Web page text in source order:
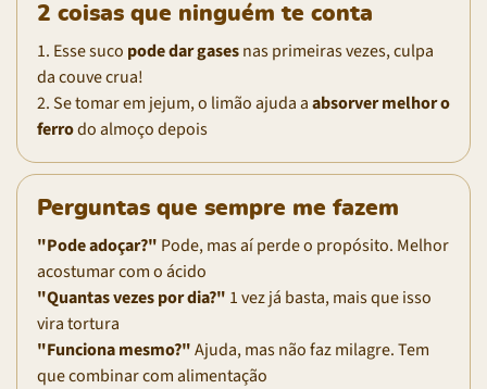
2 coisas que ninguém te conta
1. Esse suco pode dar gasesnas primeiras vezes, culpa
da couve crua!
2. Se tomar em jejum, o limão ajuda aabsorver melhor o
ferrodo almoço depois
Perguntas que sempre me fazem
"Pode adoçar?" Pode, mas aí perde o propósito. Melhor
acostumar com o ácido
"Quantas vezes por dia?" 1 vez já basta, mais que isso
vira tortura
"Funciona mesmo?"Ajuda, mas não faz milagre. Tem
que combinar com alimentação